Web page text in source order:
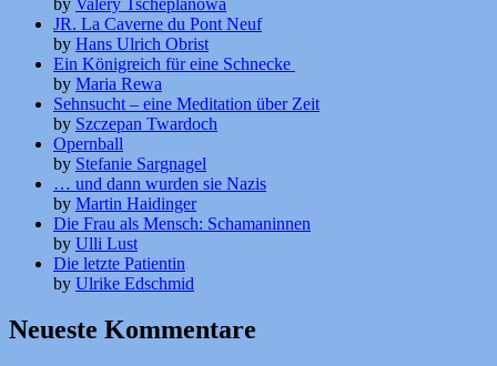
JR. La Caverne du Pont Neuf
by Hans Ulrich Obrist
Ein Königreich für eine Schnecke
by Maria Rewa
Sehnsucht – eine Meditation über Zeit
by Szczepan Twardoch
Opernball
by Stefanie Sargnagel
… und dann wurden sie Nazis
by Martin Haidinger
Die Frau als Mensch: Schamaninnen
by Ulli Lust
Die letzte Patientin
by Ulrike Edschmid
Neueste Kommentare